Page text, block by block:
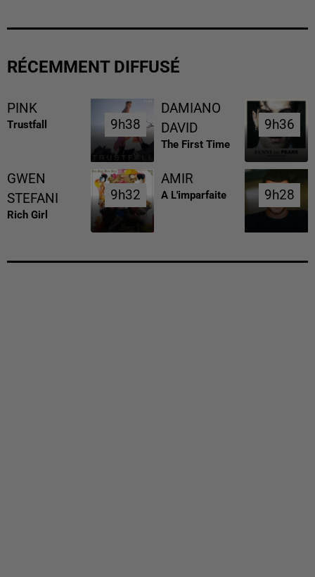
RÉCEMMENT DIFFUSÉ
PINK
Trustfall 9h38
9h38
DAMIANO
DAVID
The First Time
9h36
9h36
GWEN
STEFANI
Rich Girl
9h32
9h32
AMIR
A L'imparfaite 9h28
9h28